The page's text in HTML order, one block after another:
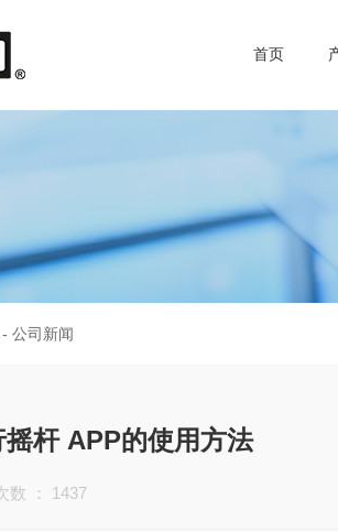
首页
- 公司新闻
杆 APP的使用方法
数 ： 1437